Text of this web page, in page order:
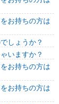
お持ちの方は
しょうか？
いますか？
お持ちの方は
お持ちの方は